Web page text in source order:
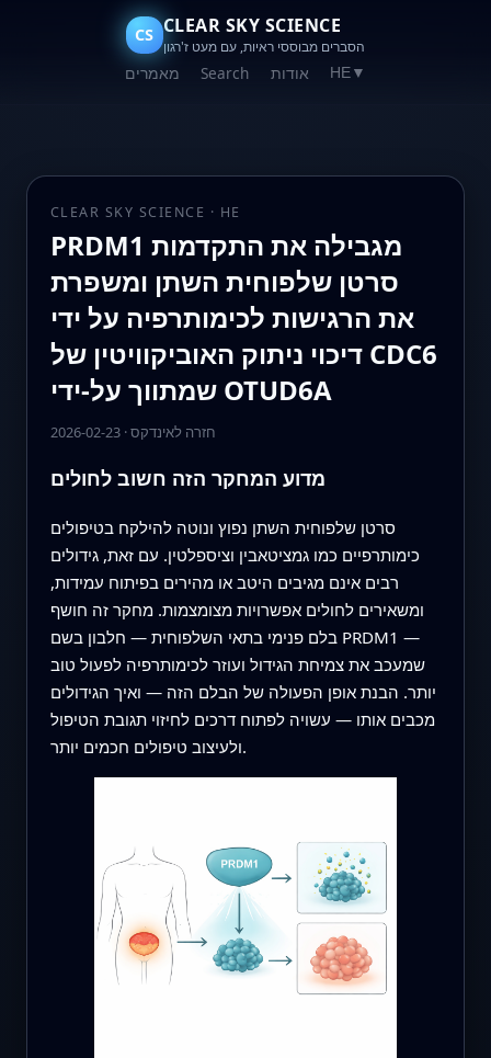
CS CLEAR SKY SCIENCE
הסברים מבוססי ראיות, עם מעט ז'רגון
מאמרים Search אודות HE▼
CLEAR SKY SCIENCE · HE
PRDM1 מגבילה את התקדמות
סרטן שלפוחית השתן ומשפרת
את הרגישות לכימותרפיה על ידי
דיכוי ניתוק האוביקוויטין של CDC6
שמתווך על-ידי OTUD6A
2026-02-23·חזרה לאינדקס
מדוע המחקר הזה חשוב לחולים
סרטן שלפוחית השתן נפוץ ונוטה להילקח בטיפולים
כימותרפיים כמו גמציטאבין וציספלטין. עם זאת, גידולים
רבים אינם מגיבים היטב או מהירים בפיתוח עמידות,
ומשאירים לחולים אפשרויות מצומצמות. מחקר זה חושף
בלם פנימי בתאי השלפוחית — חלבון בשם PRDM1 —
שמעכב את צמיחת הגידול ועוזר לכימותרפיה לפעול טוב
יותר. הבנת אופן הפעולה של הבלם הזה — ואיך הגידולים
מכבים אותו — עשויה לפתוח דרכים לחיזוי תגובת הטיפול
ולעיצוב טיפולים חכמים יותר.